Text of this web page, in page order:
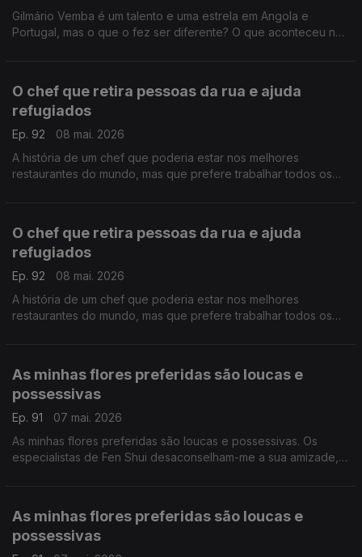
Gilmário Vemba é um talento e uma estrela em Angola e
Portugal, mas o que o fez ser diferente? O que aconteceu na
O chef que retira pessoas da rua e ajuda
refugiados
Ep. 92
08 mai. 2026
A história de um chef que poderia estar nos melhores
restaurantes do mundo, mas que prefere trabalhar todos os
O chef que retira pessoas da rua e ajuda
refugiados
Ep. 92
08 mai. 2026
A história de um chef que poderia estar nos melhores
restaurantes do mundo, mas que prefere trabalhar todos os
As minhas flores preferidas são loucas e
possessivas
Ep. 91
07 mai. 2026
As minhas flores preferidas são loucas e possessivas. Os
especialistas de Fen Shui desaconselham-me a sua amizade,
As minhas flores preferidas são loucas e
possessivas